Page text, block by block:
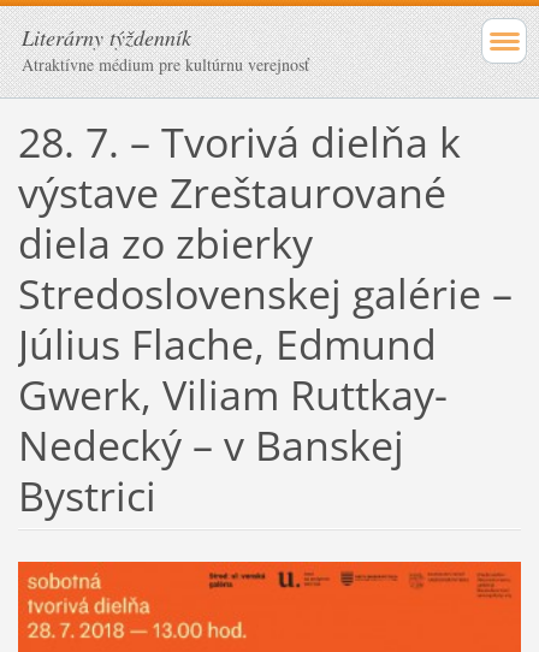
Literárny týždenník
Atraktívne médium pre kultúrnu verejnosť
28. 7. – Tvorivá dielňa k
výstave Zreštaurované
diela zo zbierky
Stredoslovenskej galérie –
Július Flache, Edmund
Gwerk, Viliam Ruttkay-
Nedecký – v Banskej
Bystrici